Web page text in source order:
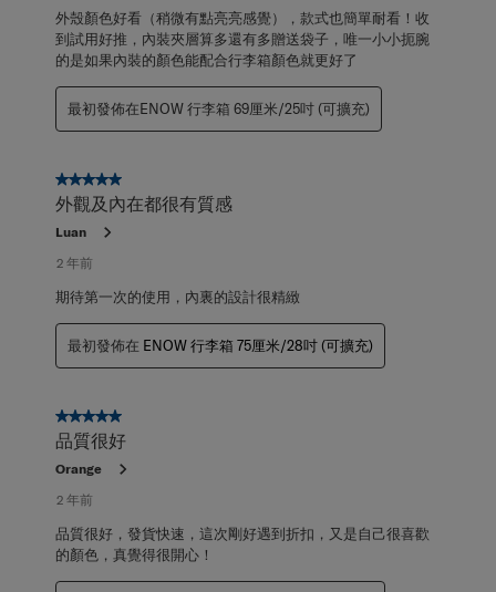
外殼顏色好看（稍微有點亮亮感覺），款式也簡單耐看！收
到試用好推，內裝夾層算多還有多贈送袋子，唯一小小扼腕
的是如果內裝的顏色能配合行李箱顏色就更好了
最初發佈在ENOW 行李箱 69厘米/25吋 (可擴充)
5星，共5星。
外觀及內在都很有質感
Luan
2 年前
期待第一次的使用，內裏的設計很精緻
最初發佈在 ENOW 行李箱 75厘米/28吋 (可擴充)
5星，共5星。
品質很好
Orange
2 年前
品質很好，發貨快速，這次剛好遇到折扣，又是自己很喜歡
的顏色，真覺得很開心！